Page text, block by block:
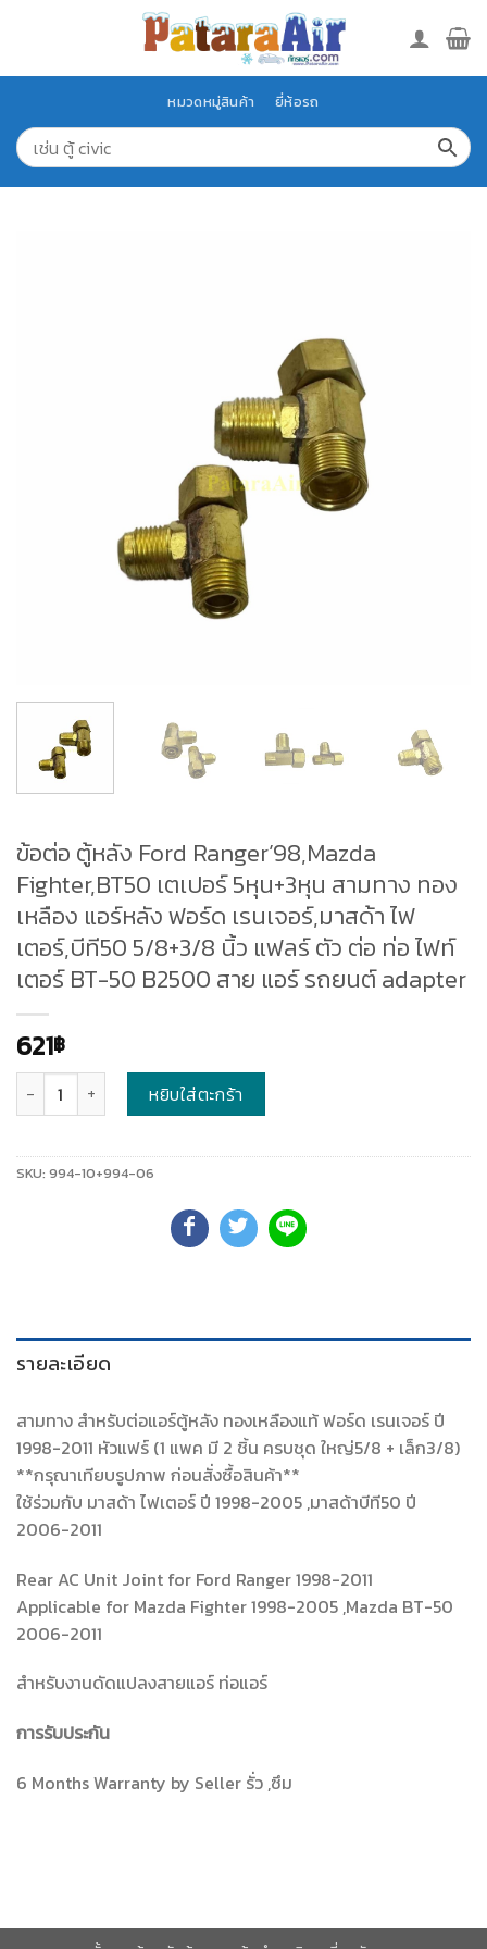
หมวดหมู่สินค้า ยี่ห้อรถ
ข้อต่อ ตู้หลัง Ford Ranger’98,Mazda
Fighter,BT50 เตเปอร์ 5หุน+3หุน สามทาง ทอง
เหลือง แอร์หลัง ฟอร์ด เรนเจอร์,มาสด้า ไฟ
เตอร์,บีที50 5/8+3/8 นิ้ว แฟลร์ ตัว ต่อ ท่อ ไฟท์
เตอร์ BT-50 B2500 สาย แอร์ รถยนต์ adapter
621฿
หยิบใส่ตะกร้า
SKU: 994-10+994-06
รายละเอียด
สามทาง สำหรับต่อแอร์ตู้หลัง ทองเหลืองแท้ ฟอร์ด เรนเจอร์ ปี
1998-2011 หัวแฟร์ (1 แพค มี 2 ชิ้น ครบชุด ใหญ่5/8 + เล็ก3/8)
**กรุณาเทียบรูปภาพ ก่อนสั่งซื้อสินค้า**
ใช้ร่วมกับ มาสด้า ไฟเตอร์ ปี 1998-2005 ,มาสด้าบีที50 ปี
2006-2011
Rear AC Unit Joint for Ford Ranger 1998-2011
Applicable for Mazda Fighter 1998-2005 ,Mazda BT-50
2006-2011
สำหรับงานดัดแปลงสายแอร์ ท่อแอร์
การรับประกัน
6 Months Warranty by Seller รั่ว ,ซึม